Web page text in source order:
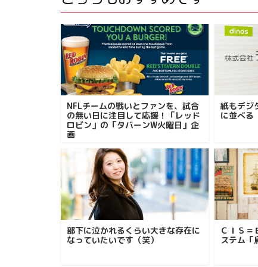
NFLチームの戦いとファンを、試合
の無い日に注目して応援！「レッド
ロビン」の「タバーンW火曜日」企
画
紙もデジ
に並べる
部下に泣かれるくらい大きな存在に
なっていたいです（笑）
ＣＩＳ＝
ステム「